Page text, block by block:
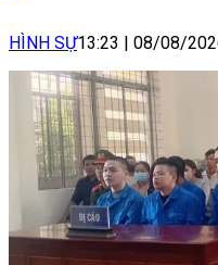
HÌNH SỰ13:23 | 08/08/